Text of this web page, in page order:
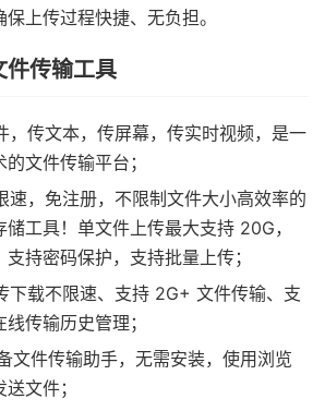
上传过程快捷、无负担。
件传输工具
，传文本，传屏幕，传实时视频，是一
文件传输平台；
速，免注册，不限制文件大小高效率的
工具！单文件上传最大支持 20G，
持密码保护，支持批量上传；
下载不限速、支持 2G+ 文件传输、支
传输历史管理；
文件传输助手，无需安装，使用浏览
文件；